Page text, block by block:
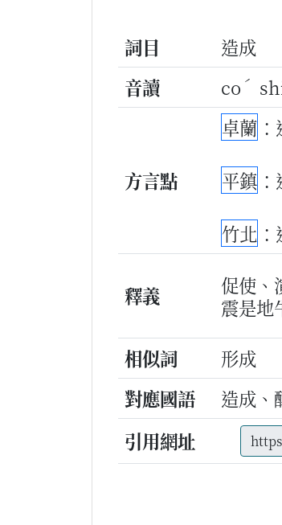
詞目
造成
音讀
co ˊ
方言點
卓蘭
平鎮
竹北
釋義 促使、
震是地
相似詞
形成
對應國語
造成、
引用網址